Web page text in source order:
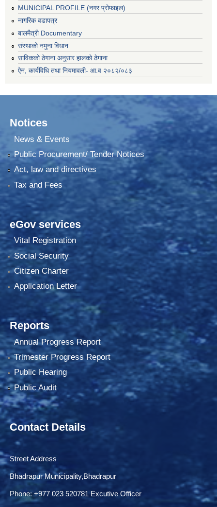
MUNICIPAL PROFILE (नगर प्रोफाइल)
नागरिक वडापत्र
बालमैत्री Documentary
संस्थाको नमुना विधान
साविकको ठेगाना अनुसार हालको ठेगाना
ऐन, कार्यविधि तथा नियमावली- आ.व २०८२/०८३
Notices
News & Events
Public Procurement/ Tender Notices
Act, law and directives
Tax and Fees
eGov services
Vital Registration
Social Security
Citizen Charter
Application Letter
Reports
Annual Progress Report
Trimester Progress Report
Public Hearing
Public Audit
Contact Details
Street Address
Bhadrapur Municipality,Bhadrapur
Phone: ‌+977 023 520781 Excutive Officer